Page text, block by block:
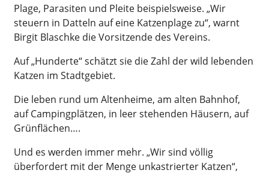
Plage, Parasiten und Pleite beispielsweise. „Wir
steuern in Datteln auf eine Katzenplage zu“, warnt
Birgit Blaschke die Vorsitzende des Vereins.
Auf „Hunderte“ schätzt sie die Zahl der wild lebenden
Katzen im Stadtgebiet.
Die leben rund um Altenheime, am alten Bahnhof,
auf Campingplätzen, in leer stehenden Häusern, auf
Grünflächen….
Und es werden immer mehr. „Wir sind völlig
überfordert mit der Menge unkastrierter Katzen“,